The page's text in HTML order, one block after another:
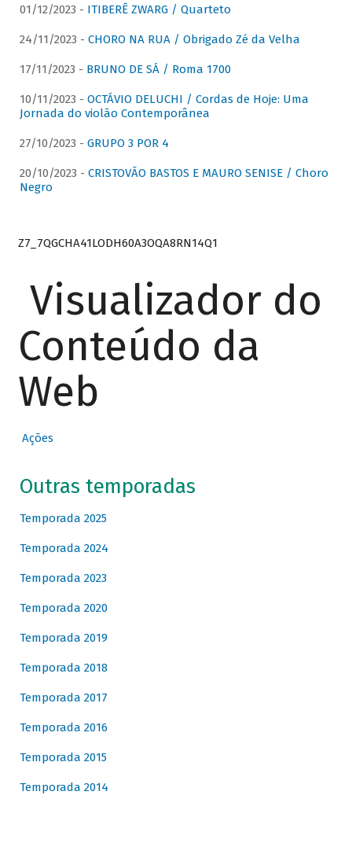
01/12/2023 - ITIBERÊ ZWARG / Quarteto
24/11/2023 - CHORO NA RUA / Obrigado Zé da Velha
17/11/2023 - BRUNO DE SÁ / Roma 1700
10/11/2023 - OCTÁVIO DELUCHI / Cordas de Hoje: Uma
Jornada do violão Contemporânea
27/10/2023 - GRUPO 3 POR 4
20/10/2023 - CRISTOVÃO BASTOS E MAURO SENISE / Choro
Negro
Z7_7QGCHA41LODH60A3OQA8RN14Q1
Visualizador do
Conteúdo da
Web
Ações
Outras temporadas
Temporada 2025
Temporada 2024
Temporada 2023
Temporada 2020
Temporada 2019
Temporada 2018
Temporada 2017
Temporada 2016
Temporada 2015
Temporada 2014